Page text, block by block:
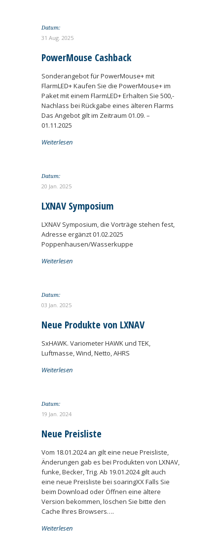
Datum:
31 Aug. 2025
PowerMouse Cashback
Sonderangebot für PowerMouse+ mit
FlarmLED+ Kaufen Sie die PowerMouse+ im
Paket mit einem FlarmLED+ Erhalten Sie 500,-
Nachlass bei Rückgabe eines älteren Flarms
Das Angebot gilt im Zeitraum 01.09. –
01.11.2025
Weiterlesen
Datum:
20 Jan. 2025
LXNAV Symposium
LXNAV Symposium, die Vorträge stehen fest,
Adresse ergänzt 01.02.2025
Poppenhausen/Wasserkuppe
Weiterlesen
Datum:
03 Jan. 2025
Neue Produkte von LXNAV
SxHAWK. Variometer HAWK und TEK,
Luftmasse, Wind, Netto, AHRS
Weiterlesen
Datum:
19 Jan. 2024
Neue Preisliste
Vom 18.01.2024 an gilt eine neue Preisliste,
Änderungen gab es bei Produkten von LXNAV,
funke, Becker, Trig. Ab 19.01.2024 gilt auch
eine neue Preisliste bei soaringXX Falls Sie
beim Download oder Öffnen eine ältere
Version bekommen, löschen Sie bitte den
Cache Ihres Browsers….
Weiterlesen